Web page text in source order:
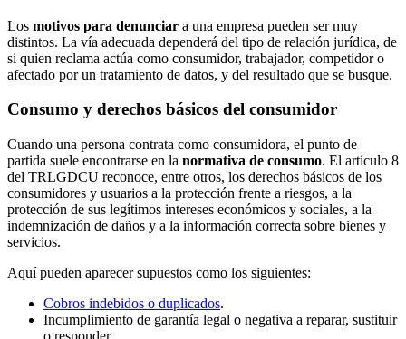
Los motivos para denunciar a una empresa pueden ser muy
distintos. La vía adecuada dependerá del tipo de relación jurídica, de
si quien reclama actúa como consumidor, trabajador, competidor o
afectado por un tratamiento de datos, y del resultado que se busque.
Consumo y derechos básicos del consumidor
Cuando una persona contrata como consumidora, el punto de
partida suele encontrarse en la normativa de consumo. El artículo 8
del TRLGDCU reconoce, entre otros, los derechos básicos de los
consumidores y usuarios a la protección frente a riesgos, a la
protección de sus legítimos intereses económicos y sociales, a la
indemnización de daños y a la información correcta sobre bienes y
servicios.
Aquí pueden aparecer supuestos como los siguientes:
Cobros indebidos o duplicados.
Incumplimiento de garantía legal o negativa a reparar, sustituir